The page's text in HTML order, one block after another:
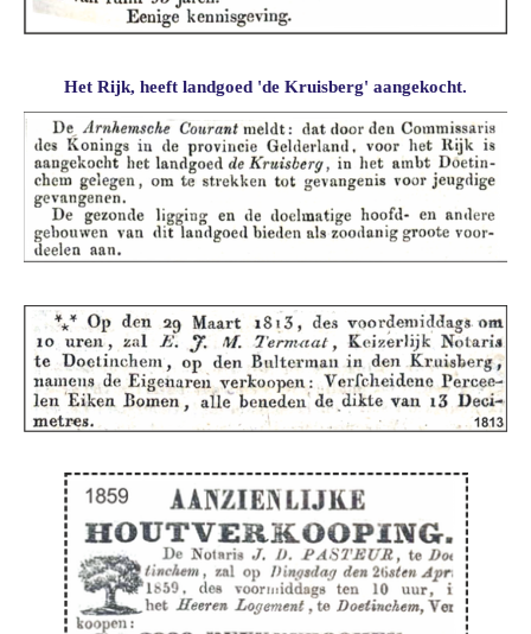
Het Rijk, heeft landgoed 'de Kruisberg' aangekocht.